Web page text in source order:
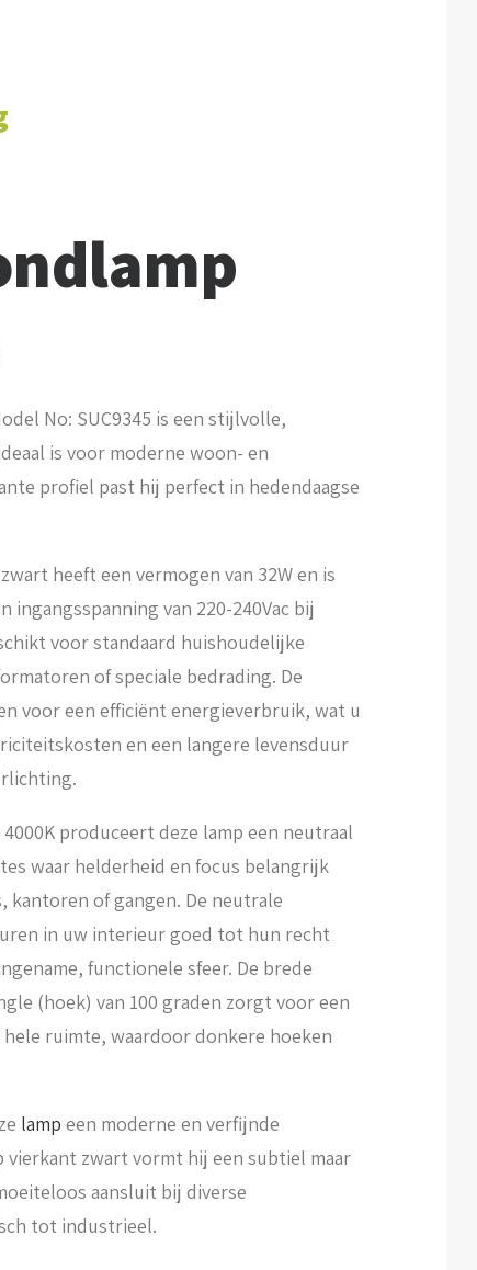
No: SUC9345 is een stijlvolle,
is voor moderne woon- en
profiel past hij perfect in hedendaagse
heeft een vermogen van 32W en is
van 220-240Vac bij
voor standaard huishoudelijke
of speciale bedrading. De
voor een efficiënt energieverbruik, wat u
en een langere levensduur
produceert deze lamp een neutraal
waar helderheid en focus belangrijk
kantoren of gangen. De neutrale
in uw interieur goed tot hun recht
functionele sfeer. De brede
(hoek) van 100 graden zorgt voor een
ruimte, waardoor donkere hoeken
lamp een moderne en verfijnde
zwart vormt hij een subtiel maar
aansluit bij diverse
tot industrieel.